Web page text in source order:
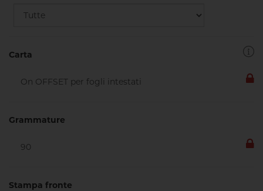
Carta
Grammature
Stampa fronte